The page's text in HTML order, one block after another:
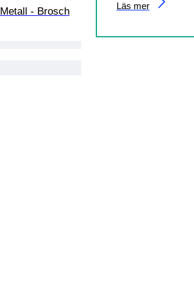
Läs mer
- Brosch